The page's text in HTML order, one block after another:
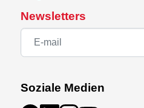
Newsletters
Soziale Medien